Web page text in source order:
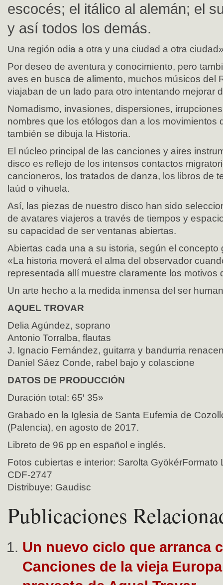
escocés; el itálico al alemán; el
y así todos los demás.
Una región odia a otra y una ciudad a otra
Por deseo de aventura y conocimiento, pero
aves en busca de alimento, muchos músicos del
viajaban de un lado para otro intentando mejorar
Nomadismo, invasiones, dispersiones,
nombres que los etólogos dan a los movimientos
también se dibuja la Historia.
El núcleo principal de las canciones y aires
disco es reflejo de los intensos contactos
cancioneros, los tratados de danza, los libros de
laúd o vihuela.
Así, las piezas de nuestro disco han sido
de avatares viajeros a través de tiempos y
su capacidad de ser ventanas abiertas.
Abiertas cada una a su istoria, según el concepto
«La historia moverá el alma del observador
representada allí muestre claramente los motivos
Un arte hecho a la medida inmensa del ser
AQUEL TROVAR
Delia Agúndez, soprano
Antonio Torralba, flautas
J. Ignacio Fernández, guitarra y bandurria
Daniel Sáez Conde, rabel bajo y colascione
DATOS DE PRODUCCIÓN
Duración total: 65′ 35»
Grabado en la Iglesia de Santa Eufemia de
(Palencia), en agosto de 2017.
Libreto de 96 pp en español e inglés.
Fotos cubiertas e interior: Sarolta GyökérFormato
CDF-2747
Distribuye: Gaudisc
Publicaciones
Un nuevo ciclo que arranca
Canciones de la vieja